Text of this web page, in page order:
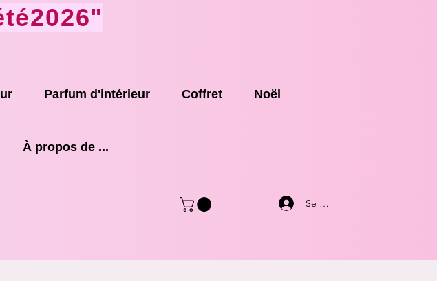
Parfum d'intérieur Coffret Noël
À propos de ...
Se connecter